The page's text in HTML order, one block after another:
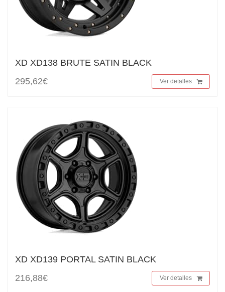
XD XD138 BRUTE SATIN BLACK
295,62€
Ver detalles
XD XD139 PORTAL SATIN BLACK
216,88€
Ver detalles